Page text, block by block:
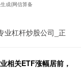
成(网信算备
业杠杆炒股公司_正
相关ETF涨幅居前，